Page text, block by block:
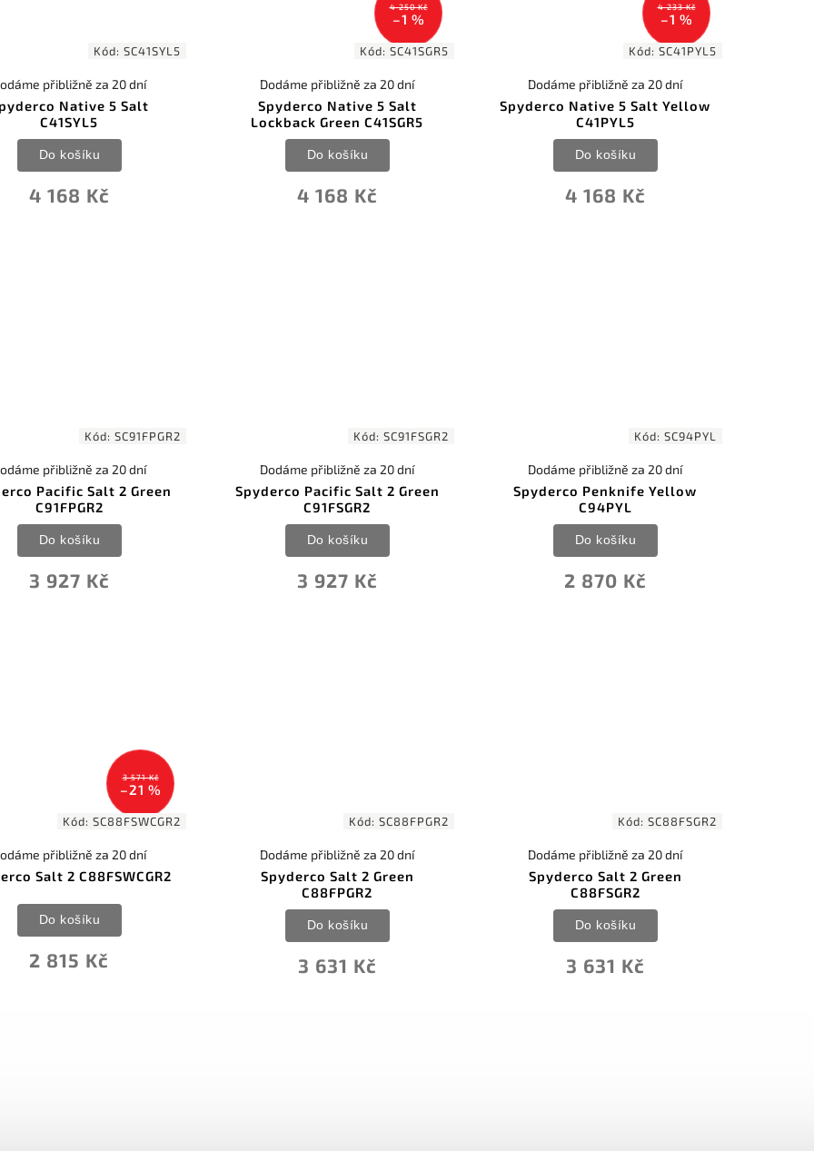
Kód:SC41SYL5
Native 5 Salt
C41SYL5
přibližně za 20 dní
4 168 Kč
Do košíku
4 250 Kč
–1 %
Kód:SC41SGR5
Spyderco Native 5 Salt
Lockback Green C41SGR5
Dodáme přibližně za 20 dní
4 168 Kč
Do košíku
4 233 Kč
–1 %
Kód:SC41PYL5
Spyderco Native 5 Salt Yellow
C41PYL5
Dodáme přibližně za 20 dní
4 168 Kč
Do košíku
Kód:SC91FPGR2
Pacific Salt 2 Green
C91FPGR2
přibližně za 20 dní
3 927 Kč
Do košíku
Kód:SC91FSGR2
Spyderco Pacific Salt 2 Green
C91FSGR2
Dodáme přibližně za 20 dní
3 927 Kč
Do košíku
Kód:SC94PYL
Spyderco Penknife Yellow
C94PYL
Dodáme přibližně za 20 dní
2 870 Kč
Do košíku
3 571 Kč
–21 %
Kód:SC88FSWCGR2
Salt 2 C88FSWCGR2
přibližně za 20 dní
2 815 Kč
Do košíku
Kód:SC88FPGR2
Spyderco Salt 2 Green
C88FPGR2
Dodáme přibližně za 20 dní
3 631 Kč
Do košíku
Kód:SC88FSGR2
Spyderco Salt 2 Green
C88FSGR2
Dodáme přibližně za 20 dní
3 631 Kč
Do košíku